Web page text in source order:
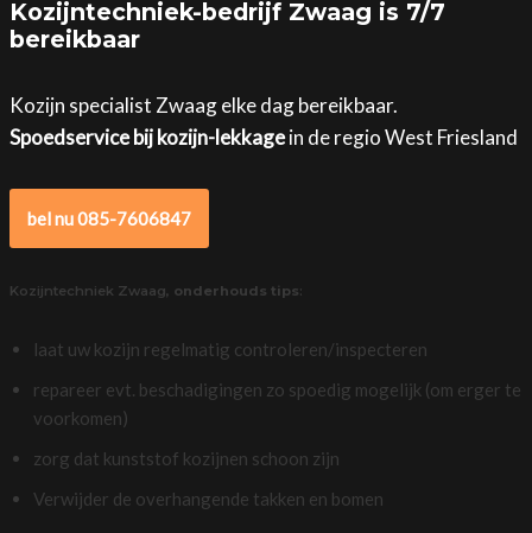
Kozijntechniek-bedrijf Zwaag is 7/7
bereikbaar
Kozijn specialist Zwaag elke dag bereikbaar.
Spoedservice bij kozijn-lekkagein de regio West Friesland
bel nu 085-7606847
Kozijntechniek Zwaag, onderhouds tips:
laat uw kozijn regelmatig controleren/inspecteren
repareer evt. beschadigingen zo spoedig mogelijk (om erger te
voorkomen)
zorg dat kunststof kozijnen schoon zijn
Verwijder de overhangende takken en bomen